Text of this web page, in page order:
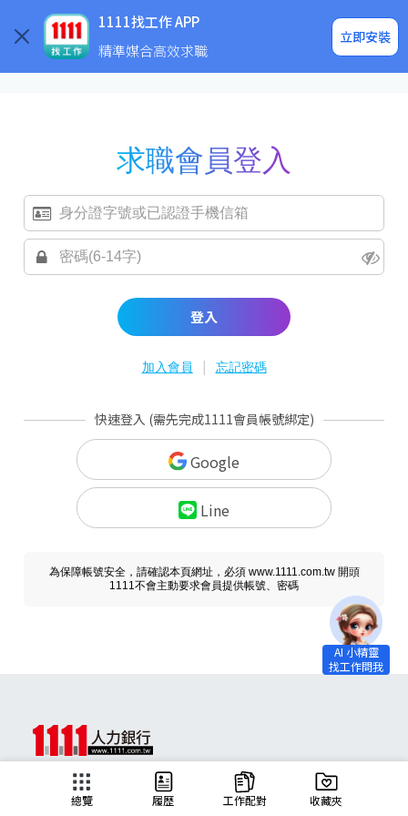
1111找工作 APP
精準媒合高效求職
立即安裝
企業求才
求職會員登入
登入
加入會員 | 忘記密碼
快速登入 (需先完成1111會員帳號綁定)
Google
Line
為保障帳號安全，請確認本頁網址，必須 www.1111.com.tw 開頭
1111不會主動要求會員提供帳號、密碼
總覽 履歷 工作配對 收藏夾